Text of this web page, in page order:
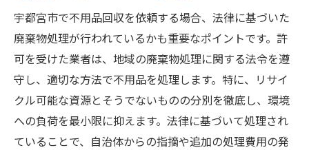
宇都宮市で不用品回収を依頼する場合、法律に基づいた
廃棄物処理が行われているかも重要なポイントです。許
可を受けた業者は、地域の廃棄物処理に関する法令を遵
守し、適切な方法で不用品を処理します。特に、リサイ
クル可能な資源とそうでないものの分別を徹底し、環境
への負荷を最小限に抑えます。法律に基づいて処理され
ていることで、自治体からの指摘や追加の処理費用の発